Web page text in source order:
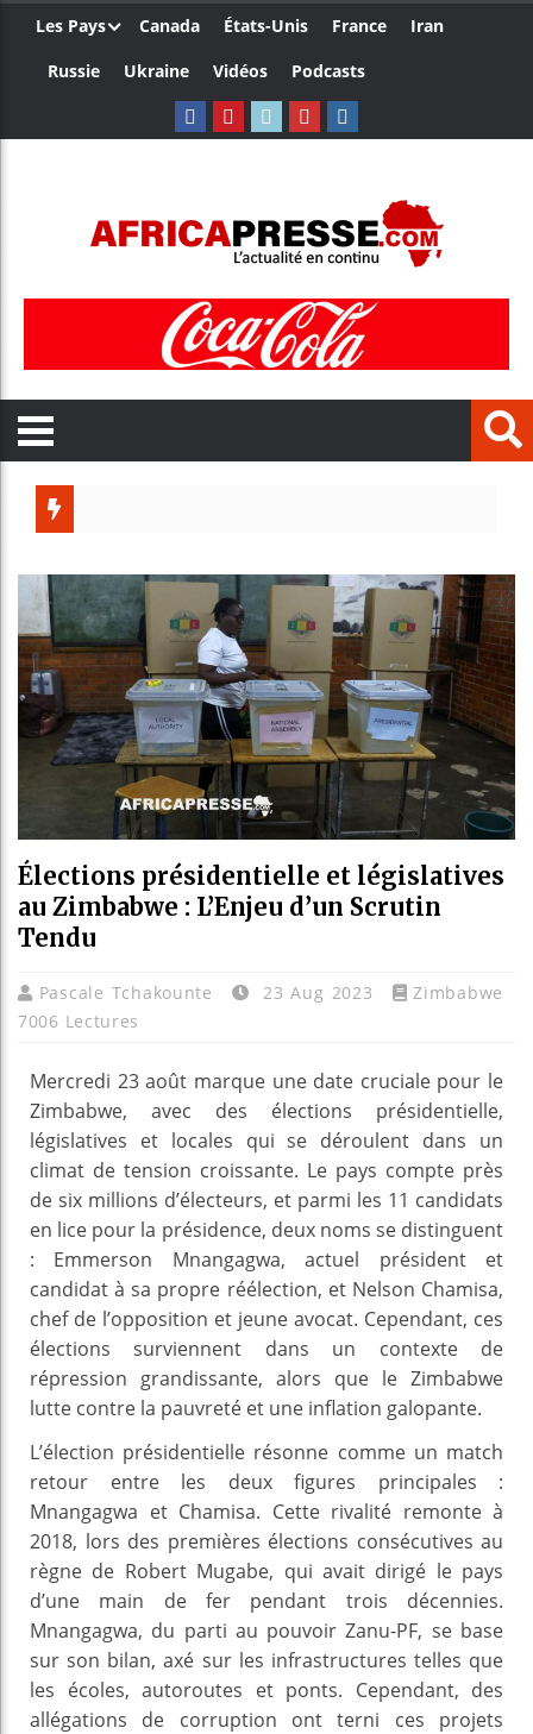
Les Pays Canada États-Unis France
Iran
Russie
Ukraine Vidéos Podcasts
Guinée
Bénin :
Élections présidentielle et législatives
au Zimbabwe : L’Enjeu d’un Scrutin
Tendu
Pascale Tchakounte 23 Aug 2023
Zimbabwe
7006 Lectures
Mercredi 23 août marque une date cruciale pour le
Zimbabwe, avec des élections présidentielle,
législatives et locales qui se déroulent dans un
climat de tension croissante. Le pays compte près
de six millions d’électeurs, et parmi les 11 candidats
en lice pour la présidence, deux noms se distinguent
: Emmerson Mnangagwa, actuel président et
candidat à sa propre réélection, et Nelson Chamisa,
chef de l’opposition et jeune avocat. Cependant, ces
élections surviennent dans un contexte de
répression grandissante, alors que le Zimbabwe
lutte contre la pauvreté et une inflation galopante.
L’élection présidentielle résonne comme un match
retour entre les deux figures principales :
Mnangagwa et Chamisa. Cette rivalité remonte à
2018, lors des premières élections consécutives au
règne de Robert Mugabe, qui avait dirigé le pays
d’une main de fer pendant trois décennies.
Mnangagwa, du parti au pouvoir Zanu-PF, se base
sur son bilan, axé sur les infrastructures telles que
les écoles, autoroutes et ponts. Cependant, des
allégations de corruption ont terni ces projets